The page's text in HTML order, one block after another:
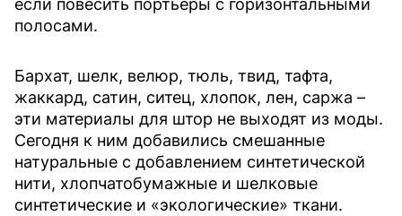
если повесить портьеры с горизонтальными
полосами.
Бархат, шелк, велюр, тюль, твид, тафта,
жаккард, сатин, ситец, хлопок, лен, саржа –
эти материалы для штор не выходят из моды.
Сегодня к ним добавились смешанные
натуральные с добавлением синтетической
нити, хлопчатобумажные и шелковые
синтетические и «экологические» ткани.